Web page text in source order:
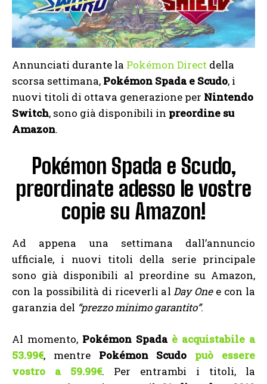
Annunciati durante la Pokémon Direct della
scorsa settimana, Pokémon Spada e Scudo, i
nuovi titoli di ottava generazione per Nintendo
Switch, sono già disponibili in preordine su
Amazon.
Pokémon Spada e Scudo,
preordinate adesso le vostre
copie su Amazon!
Ad appena una settimana dall’annuncio
ufficiale, i nuovi titoli della serie principale
sono già disponibili al preordine su Amazon,
con la possibilità di riceverli alDay Onee con la
garanzia del “prezzo minimo garantito”.
Al momento, Pokémon Spada è acquistabile a
53.99€, mentre Pokémon Scudo può essere
vostro a 59.99€. Per entrambi i titoli, la